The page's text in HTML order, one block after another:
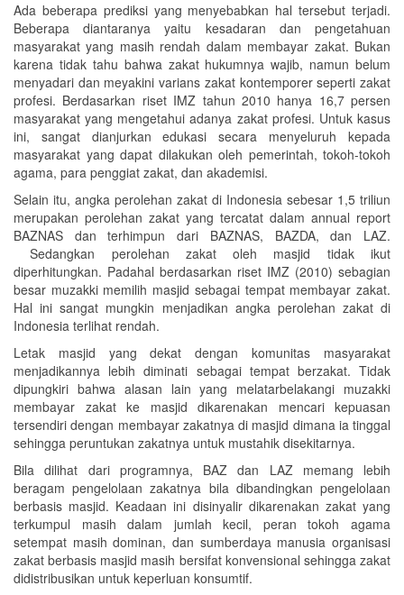
Ada beberapa prediksi yang menyebabkan hal tersebut terjadi.
Beberapa diantaranya yaitu kesadaran dan pengetahuan
masyarakat yang masih rendah dalam membayar zakat. Bukan
karena tidak tahu bahwa zakat hukumnya wajib, namun belum
menyadari dan meyakini varians zakat kontemporer seperti zakat
profesi. Berdasarkan riset IMZ tahun 2010 hanya 16,7 persen
masyarakat yang mengetahui adanya zakat profesi. Untuk kasus
ini, sangat dianjurkan edukasi secara menyeluruh kepada
masyarakat yang dapat dilakukan oleh pemerintah, tokoh-tokoh
agama, para penggiat zakat, dan akademisi.
Selain itu, angka perolehan zakat di Indonesia sebesar 1,5 triliun
merupakan perolehan zakat yang tercatat dalam annual report
BAZNAS dan terhimpun dari BAZNAS, BAZDA, dan LAZ.
Sedangkan perolehan zakat oleh masjid tidak ikut
diperhitungkan. Padahal berdasarkan riset IMZ (2010) sebagian
besar muzakki memilih masjid sebagai tempat membayar zakat.
Hal ini sangat mungkin menjadikan angka perolehan zakat di
Indonesia terlihat rendah.
Letak masjid yang dekat dengan komunitas masyarakat
menjadikannya lebih diminati sebagai tempat berzakat. Tidak
dipungkiri bahwa alasan lain yang melatarbelakangi muzakki
membayar zakat ke masjid dikarenakan mencari kepuasan
tersendiri dengan membayar zakatnya di masjid dimana ia tinggal
sehingga peruntukan zakatnya untuk mustahik disekitarnya.
Bila dilihat dari programnya, BAZ dan LAZ memang lebih
beragam pengelolaan zakatnya bila dibandingkan pengelolaan
berbasis masjid. Keadaan ini disinyalir dikarenakan zakat yang
terkumpul masih dalam jumlah kecil, peran tokoh agama
setempat masih dominan, dan sumberdaya manusia organisasi
zakat berbasis masjid masih bersifat konvensional sehingga zakat
didistribusikan untuk keperluan konsumtif.